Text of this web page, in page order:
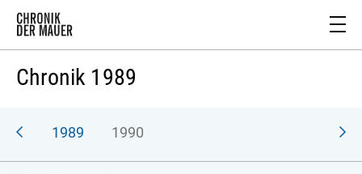
Chronik 1989
1989 1990